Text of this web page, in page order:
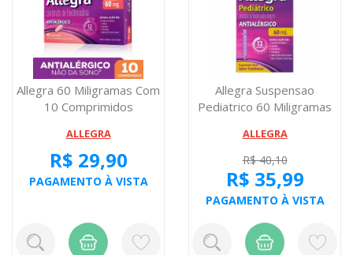
Allegra 60 Miligramas Com
10 Comprimidos
ALLEGRA
R$ 29,90
PAGAMENTO À VISTA
Allegra Suspensao
Pediatrico 60 Miligramas
ALLEGRA
R$ 40,10
R$ 35,99
PAGAMENTO À VISTA